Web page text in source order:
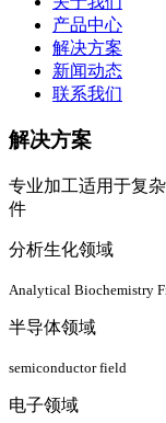
产品中心
解决方案
新闻动态
联系我们
解决方案
专业加工适用于复
件
分析生化领域
Analytical Biochemistry
半导体领域
semiconductor field
电子领域